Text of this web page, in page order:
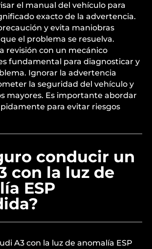
el manual del vehículo para
exacto de la advertencia.
y evita maniobras
el problema se resuelva.
revisión con un mecánico
fundamental para diagnosticar y
Ignorar la advertencia
la seguridad del vehículo y
mayores. Es importante abordar
para evitar riesgos
conducir un
con la luz de
ESP
A3 con la luz de anomalía ESP